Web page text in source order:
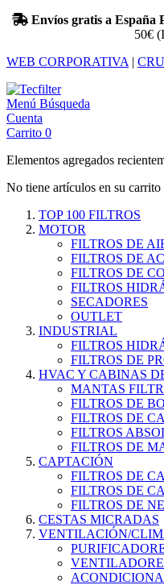
Envíos gratis a España
50€
WEB CORPORATIVA |
Menú Búsqueda
Cuenta
Carrito 0
Elementos agregados
No tiene artículos en su carrito
TOP 100 FILTROS
MOTOR
FILTROS DE
FILTROS DE
FILTROS DE
FILTROS
SECADORES
OUTLET
INDUSTRIAL
FILTROS
FILTROS DE
HVAC Y CABINAS
MANTAS
FILTROS DE
FILTROS DE
FILTROS
FILTROS DE
CAPTACIÓN
FILTROS DE
FILTROS DE
FILTROS DE
CESTAS MICRADAS
VENTILACIÓN/